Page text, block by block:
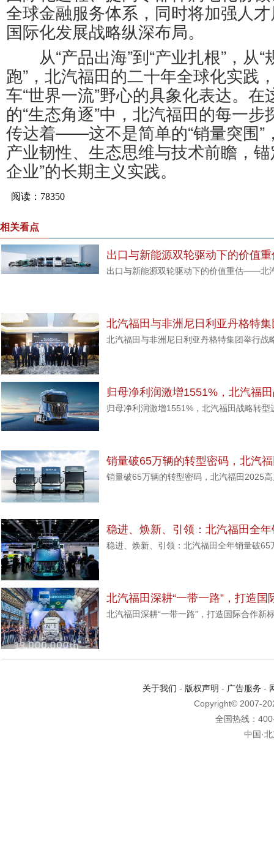
全球金融服务体系，同时将加强人
国际化发展战略纵深布局。
从“产品出海”到“产业扎根”，从“
跑”，北汽福田的二十年全球化实践
车“世界一流”野心的具象化表达。
的“生态角逐”中，北汽福田的每一
传达着——这不是简单的“销量突围”
产业韧性、生态思维与技术前瞻，
企业”的长期主义实践。
相关看点
出口与新能源双轮驱动下的价值
据解析
出口与新能源双轮驱动下的价值重估——北
北汽福田与非洲尼日利亚丹格特
辆订单
北汽福田与非洲尼日利亚丹格特集团举行战
归母净利润激增1551%，北汽福
归母净利润激增1551%，北汽福田战略转型
销量破65万辆的转型密码，北汽
销量破65万辆的转型密码，北汽福田2025
稳进、焕新、引领：北汽福田全
稳进、焕新、引领：北汽福田全年销量破65
北汽福田深耕“一带一路”，打造国
北汽福田深耕“一带一路”，打造国际合作新
关于我们 - 版权声明 - 广告服务 -
Copyright© 2007-
全国热线：
中国·